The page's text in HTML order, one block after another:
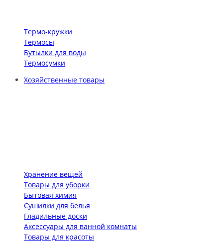
Термо-кружки
Термосы
Бутылки для воды
Термосумки
Хозяйственные товары
Хранение вещей
Товары для уборки
Бытовая химия
Сушилки для белья
Гладильные доски
Аксессуары для ванной комнаты
Товары для красоты